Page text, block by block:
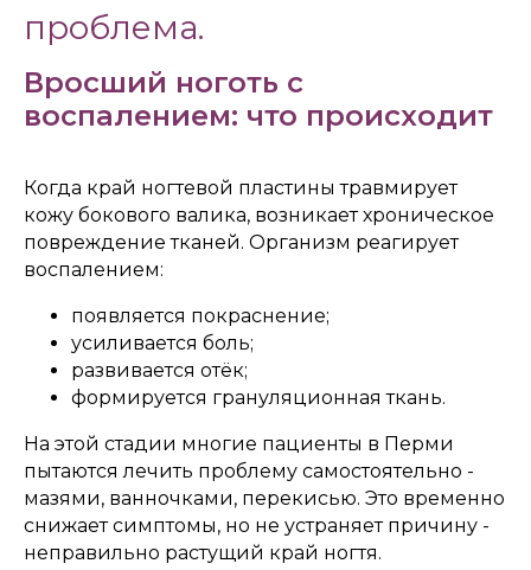
проблема.
Вросший ноготь с
воспалением: что происходит
Когда край ногтевой пластины травмирует
кожу бокового валика, возникает хроническое
повреждение тканей. Организм реагирует
воспалением:
появляется покраснение;
усиливается боль;
развивается отёк;
формируется грануляционная ткань.
На этой стадии многие пациенты в Перми
пытаются лечить проблему самостоятельно -
мазями, ванночками, перекисью. Это временно
снижает симптомы, но не устраняет причину -
неправильно растущий край ногтя.